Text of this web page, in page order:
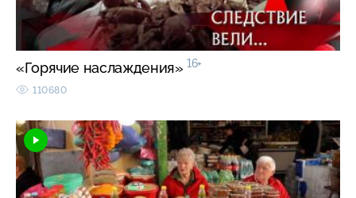
«Горячие наслаждения» 16+
110680